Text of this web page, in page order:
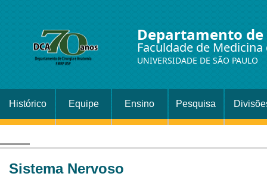
Departamento
Faculdade de
UNIVERSIDADE DE SÃO PAULO
Histórico Equipe Ensino Pesquisa
Sistema Nervoso